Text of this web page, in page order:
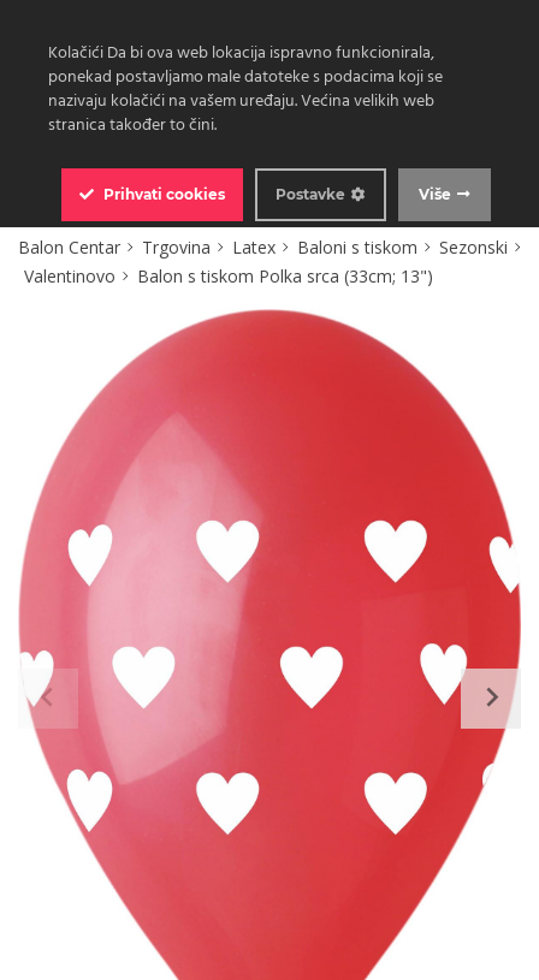
Balon Centar Trgovina Latex Baloni s tiskom
Sezonski
Valentinovo
Balon s tiskom Polka srca (33cm; 13")
Kolačići Da bi ova web lokacija ispravno funkcionirala,
ponekad postavljamo male datoteke s podacima koji se
nazivaju kolačići na vašem uređaju. Većina velikih web
stranica također to čini.
Prihvati cookies Više
Postavke